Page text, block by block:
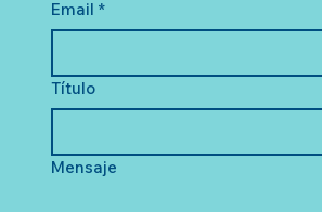
Email *
Título
Mensaje